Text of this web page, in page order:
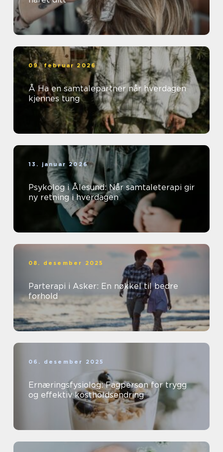
09. februar 2026
Å Ha en samtalepartner når hverdagen
kjennes tung
13. januar 2026
Psykolog i Ålesund: Når samtaleterapi gir
ny retning i hverdagen
08. desember 2025
Parterapi i Asker: En nøkkel til bedre
forhold
06. desember 2025
Ernæringsfysiolog: Fagperson for trygg
og effektiv kostholdsendring